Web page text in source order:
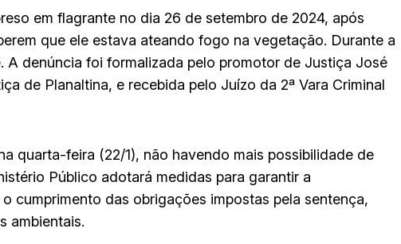
em flagrante no dia 26 de setembro de 2024, após
que ele estava ateando fogo na vegetação. Durante a
A denúncia foi formalizada pelo promotor de Justiça José
de Planaltina, e recebida pelo Juízo da 2ª Vara Criminal
quarta-feira (22/1), não havendo mais possibilidade de
Público adotará medidas para garantir a
cumprimento das obrigações impostas pela sentença,
ambientais.